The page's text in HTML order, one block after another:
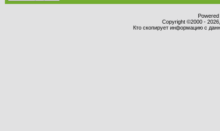
Copyright ©2000 -
Кто скопирует информацию с